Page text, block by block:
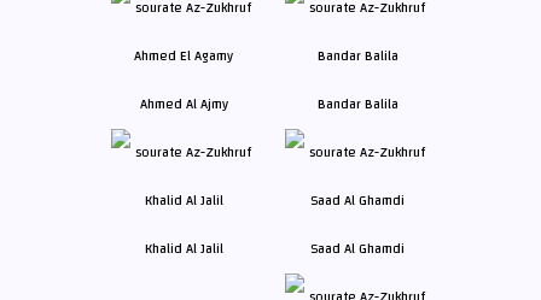
Ahmed Al Ajmy Bandar Balila
Khalid Al Jalil Saad Al Ghamdi